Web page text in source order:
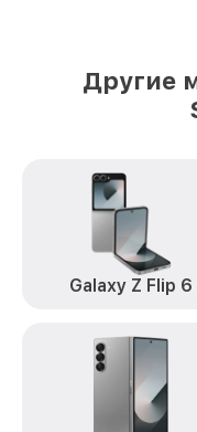
Samsung
Замена корпуса
Samsung
Замена камеры
Замена USB порта
Замена Wi-Fi Galaxy
Ремонт динамика
Другие
Galaxy Z Flip 6